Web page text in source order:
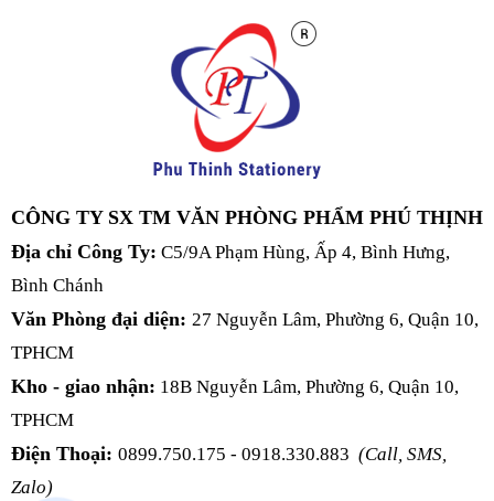
CÔNG TY SX TM VĂN PHÒNG PHẨM PHÚ THỊNH
Địa chỉ Công Ty: C5/9A Phạm Hùng, Ấp 4, Bình Hưng,
Bình Chánh
Văn Phòng đại diện: 27 Nguyễn Lâm, Phường 6, Quận 10,
TPHCM
Kho - giao nhận: 18B Nguyễn Lâm, Phường 6, Quận 10,
TPHCM
Điện Thoại: 0899.750.175 - 0918.330.883 (Call, SMS,
Zalo)